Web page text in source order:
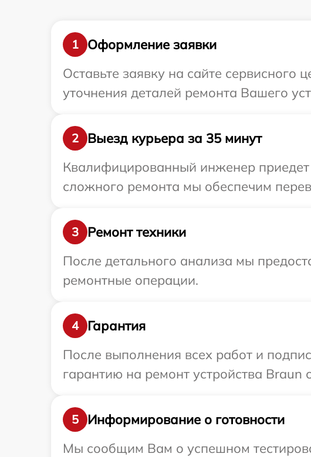
1
Оформление заявки
Оставьте заявку на сайте сервисного
уточнения деталей ремонта Вашего
2
Выезд курьера за 35 минут
Квалифицированный инженер приедет
сложного ремонта мы обеспечим
3
Ремонт техники
После детального анализа мы
ремонтные операции.
4
Гарантия
После выполнения всех работ и
гарантию на ремонт устройства Braun
5
Информирование о готовности
Мы сообщим Вам о успешном